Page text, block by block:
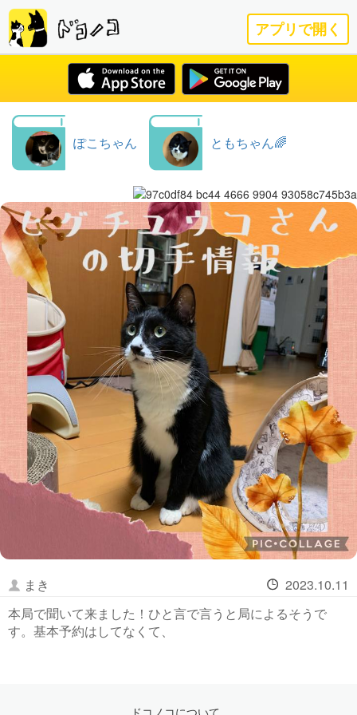
アプリで開く
ぽこちゃん ともちゃん🌈
まき
2023.10.11
本局で聞いて来ました！ひと言で言うと局によるそうで
す。基本予約はしてなくて、